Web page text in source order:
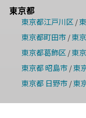
東京都
東京都江戸川区 /
東京都町田市/ 東
東京都葛飾区 / 東
東京都 昭島市/ 東
東京都 日野市/ 東